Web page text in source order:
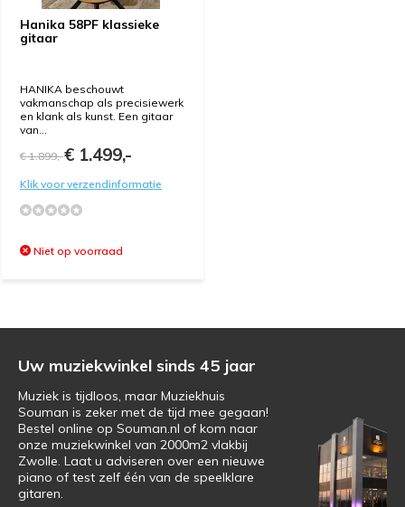
Hanika 58PF klassieke
gitaar
HANIKA beschouwt
vakmanschap als precisiewerk
en klank als kunst. Een gitaar
van...
€ 1.899,-€ 1.499,-
Klik voor verzendinformatie
Niet op voorraad
Uw muziekwinkel sinds 45 jaar
Muziek is tijdloos, maar Muziekhuis
Souman is zeker met de tijd mee gegaan!
Bestel online op Souman.nl of kom naar
onze muziekwinkel van 2000m2 vlakbij
Zwolle. Laat u adviseren over een nieuwe
piano of test zelf één van de speelklare
gitaren.